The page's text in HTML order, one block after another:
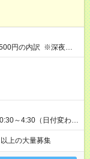
円 ・通信手当：125
変更となる可能性があ
について 営業所に
を10時間行います。
部分があります。 雇
修（10時間）中は、
給与は本採用時と同様
～4:30（日付変わっ
上の大量募集